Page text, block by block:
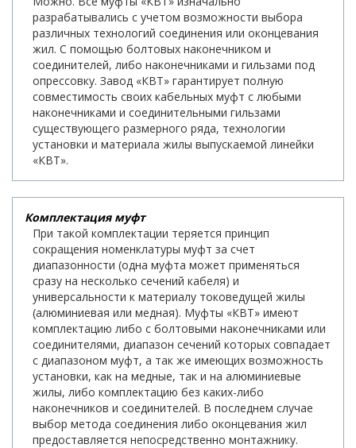
разрабатывались с учетом возможности выбора
различных технологий соединения или оконцевания
жил. С помощью болтовых наконечником и
соединителей, либо наконечниками и гильзами под
опрессовку. Завод «КВТ» гарантирует полную
совместимость своих кабельных муфт с любыми
наконечниками и соединительными гильзами
существующего размерного ряда, технологии
установки и материала жилы выпускаемой линейки
«КВТ».
Комплектация муфт
При такой комплектации теряется принцип
сокращения номенклатуры муфт за счет
диапазонности (одна муфта может применяться
сразу на несколько сечений кабеля) и
универсальности к материалу токоведущей жилы
(алюминиевая или медная). Муфты «КВТ» имеют
комплектацию либо с болтовыми наконечниками или
соединителями, диапазон сечений которых совпадает
с диапазоном муфт, а так же имеющих возможность
установки, как на медные, так и на алюминиевые
жилы, либо комплектацию без каких-либо
наконечников и соединителей. В последнем случае
выбор метода соединения либо оконцевания жил
предоставляется непосредственно монтажнику.